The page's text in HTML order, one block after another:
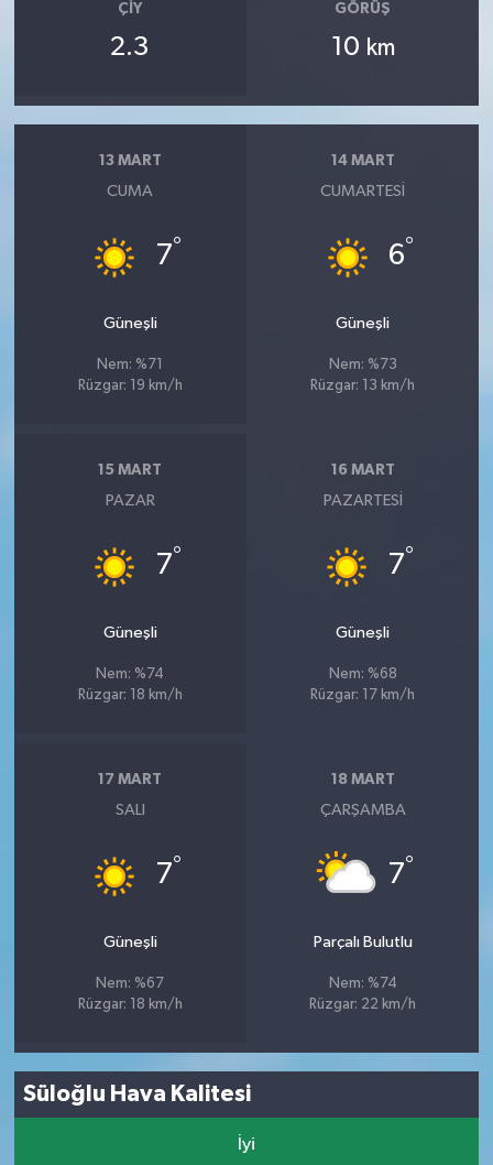
ÇIY
2.3
GÖRÜŞ
10 km
13 MART
CUMA
7°
Güneşli
Nem: %71
Rüzgar: 19 km/h
14 MART
CUMARTESI
6°
Güneşli
Nem: %73
Rüzgar: 13 km/h
15 MART
PAZAR
7°
Güneşli
Nem: %74
Rüzgar: 18 km/h
16 MART
PAZARTESI
7°
Güneşli
Nem: %68
Rüzgar: 17 km/h
17 MART
SALI
7°
Güneşli
Nem: %67
Rüzgar: 18 km/h
18 MART
ÇARŞAMBA
7°
Parçalı Bulutlu
Nem: %74
Rüzgar: 22 km/h
Süloğlu Hava Kalitesi
İyi